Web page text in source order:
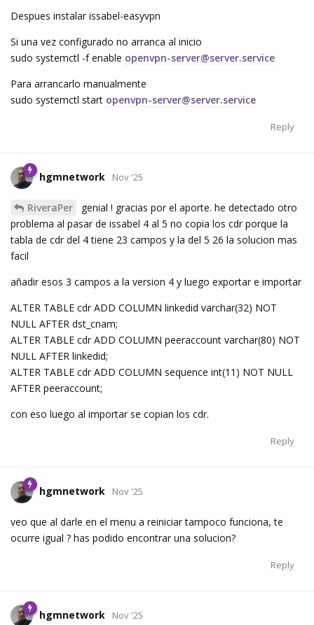
Despues instalar issabel-easyvpn
Si una vez configurado no arranca al inicio
sudo systemctl -f enable openvpn-server@server.service
Para arrancarlo manualmente
sudo systemctl start openvpn-server@server.service
Reply
hgmnetwork Nov '25
RiveraPer
genial ! gracias por el aporte. he detectado otro
problema al pasar de issabel 4 al 5 no copia los cdr porque la
tabla de cdr del 4 tiene 23 campos y la del 5 26 la solucion mas
facil
añadir esos 3 campos a la version 4 y luego exportar e importar
ALTER TABLE cdr ADD COLUMN linkedid varchar(32) NOT
NULL AFTER dst_cnam;
ALTER TABLE cdr ADD COLUMN peeraccount varchar(80) NOT
NULL AFTER linkedid;
ALTER TABLE cdr ADD COLUMN sequence int(11) NOT NULL
AFTER peeraccount;
con eso luego al importar se copian los cdr.
Reply
hgmnetwork Nov '25
veo que al darle en el menu a reiniciar tampoco funciona, te
ocurre igual ? has podido encontrar una solucion?
Reply
hgmnetwork Nov '25